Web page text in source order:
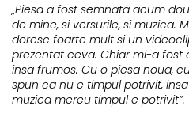
„Piesa a fost semnata acum
de mine, si versurile, si muzica.
doresc foarte mult si un
prezentat ceva. Chiar mi-a fost
insa frumos. Cu o piesa noua,
spun ca nu e timpul potrivit,
muzica mereu timpul e potrivit”.